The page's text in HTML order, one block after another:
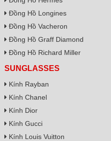
Đồng Hồ Longines
Đồng Hồ Vacheron
Đồng Hồ Graff Diamond
Đồng Hồ Richard Miller
SUNGLASSES
Kính Rayban
Kính Chanel
Kính Dior
Kính Gucci
Kính Louis Vuitton